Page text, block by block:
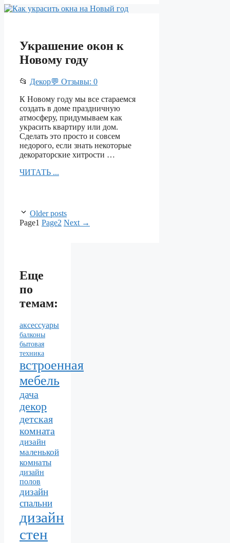
Украшение окон к
Новому году
📂 Декор💬 Отзывы: 0
К Новому году мы все стараемся
создать в доме праздничную
атмосферу, придумываем как
украсить квартиру или дом.
Сделать это просто и совсем
недорого, если знать некоторые
декораторские хитрости …
ЧИТАТЬ ...
Older posts
Page1 Page2 Next →
Еще
по
темам:
аксессуары
балконы
бытовая
техника
встроенная
мебель
дача
декор
детская
комната
дизайн
маленькой
комнаты
дизайн
полов
дизайн
спальни
дизайн
стен